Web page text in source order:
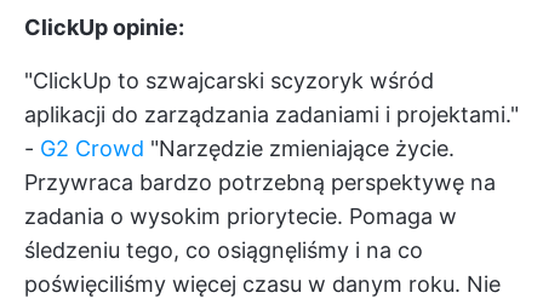
ClickUp opinie:
"ClickUp to szwajcarski scyzoryk wśród
aplikacji do zarządzania zadaniami i projektami."
- G2 Crowd "Narzędzie zmieniające życie.
Przywraca bardzo potrzebną perspektywę na
zadania o wysokim priorytecie. Pomaga w
śledzeniu tego, co osiągnęliśmy i na co
poświęciliśmy więcej czasu w danym roku. Nie